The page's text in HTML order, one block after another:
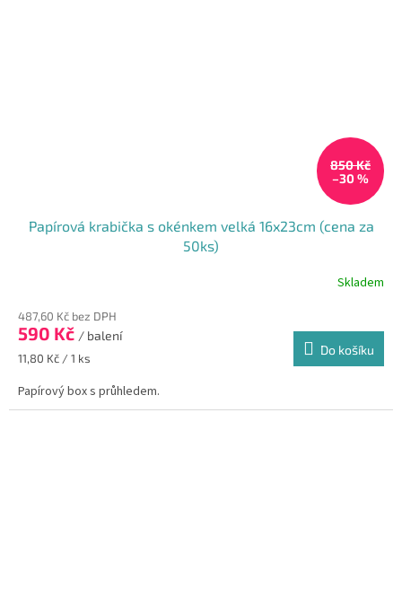
850 Kč
–30 %
Papírová krabička s okénkem velká 16x23cm (cena za
50ks)
produktu
je
5,0
5
Skladem
487,60 Kč bez DPH
590 Kč / balení
Měrná
11,80 Kč / 1 ks
Do košíku
Papírový box s průhledem.